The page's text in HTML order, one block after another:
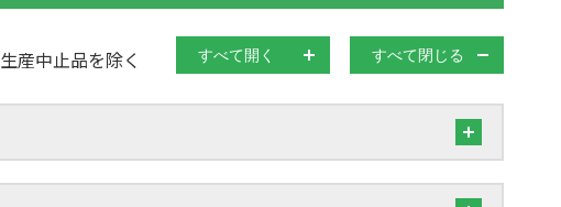
生産中止品を除く すべて開く すべて閉じる